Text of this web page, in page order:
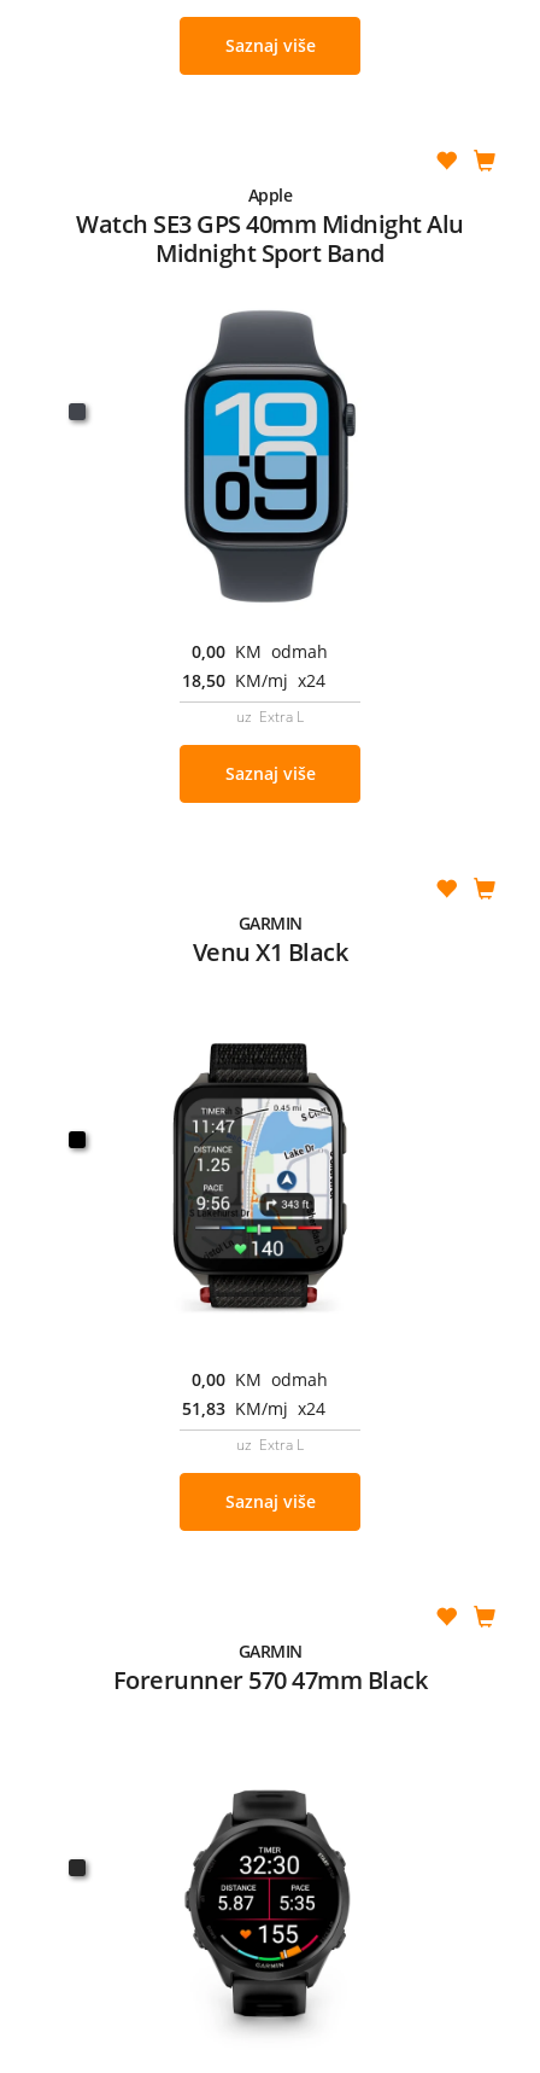
Saznaj više
Apple
Watch SE3 GPS 40mm Midnight Alu
Midnight Sport Band
0,00 KM odmah
18,50 KM/mj x24
uz Extra L
Saznaj više
GARMIN
Venu X1 Black
0,00 KM odmah
51,83 KM/mj x24
uz Extra L
Saznaj više
GARMIN
Forerunner 570 47mm Black